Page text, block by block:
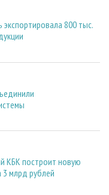
800 тыс.
КБК построит новую
млрд рублей